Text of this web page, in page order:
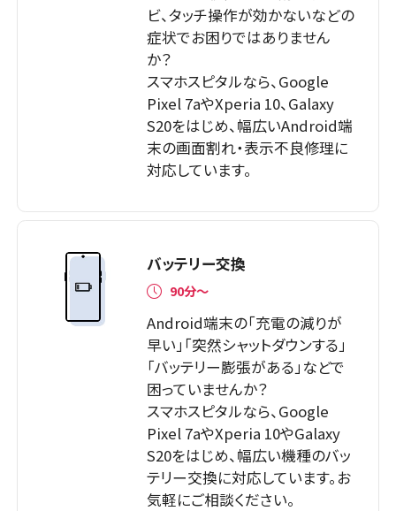
ビ、タッチ操作が効かないなどの
症状でお困りではありません
か？
スマホスピタルなら、Google
Pixel 7aやXperia 10、Galaxy
S20をはじめ、幅広いAndroid端
末の画面割れ・表示不良修理に
対応しています。
バッテリー交換
90分～
Android端末の「充電の減りが
早い」「突然シャットダウンする」
「バッテリー膨張がある」などで
困っていませんか？
スマホスピタルなら、Google
Pixel 7aやXperia 10やGalaxy
S20をはじめ、幅広い機種のバッ
テリー交換に対応しています。お
気軽にご相談ください。